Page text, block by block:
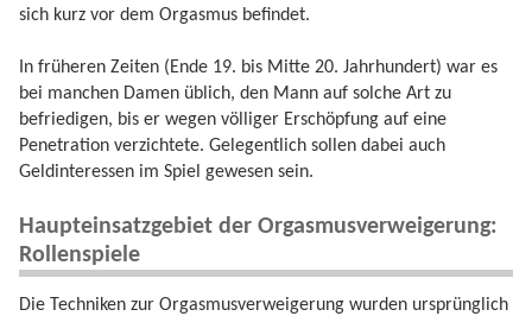
sich kurz vor dem Orgasmus befindet.
In früheren Zeiten (Ende 19. bis Mitte 20. Jahrhundert) war es
bei manchen Damen üblich, den Mann auf solche Art zu
befriedigen, bis er wegen völliger Erschöpfung auf eine
Penetration verzichtete. Gelegentlich sollen dabei auch
Geldinteressen im Spiel gewesen sein.
Haupteinsatzgebiet der Orgasmusverweigerung:
Rollenspiele
Die Techniken zur Orgasmusverweigerung wurden ursprünglich